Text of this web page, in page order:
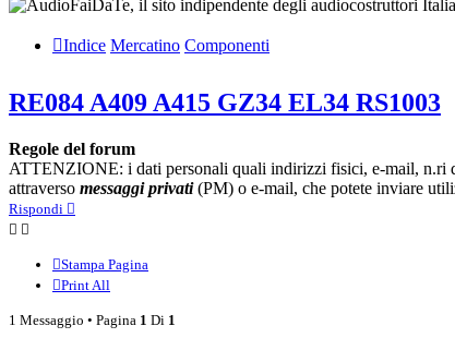
Indice Mercatino Componenti
RE084 A409 A415 GZ34 EL34 RS1003
Regole del forum
ATTENZIONE: i dati personali quali indirizzi fisici, e-mail, n.ri
attraverso messaggi privati(PM) o e-mail, che potete inviare
Rispondi
Stampa Pagina
Print All
1 Messaggio • Pagina 1 Di 1